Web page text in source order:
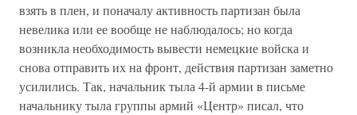
взять в плен, и поначалу активность партизан была
невелика или ее вообще не наблюдалось; но когда
возникла необходимость вывести немецкие войска и
снова отправить их на фронт, действия партизан заметно
усилились. Так, начальник тыла 4-й армии в письме
начальнику тыла группы армий «Центр» писал, что